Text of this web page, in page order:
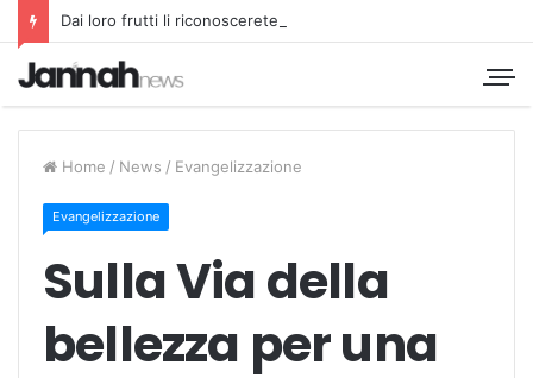
Dai loro frutti li riconoscerete
Home / News / Evangelizzazione
Evangelizzazione
Sulla Via della
bellezza per una